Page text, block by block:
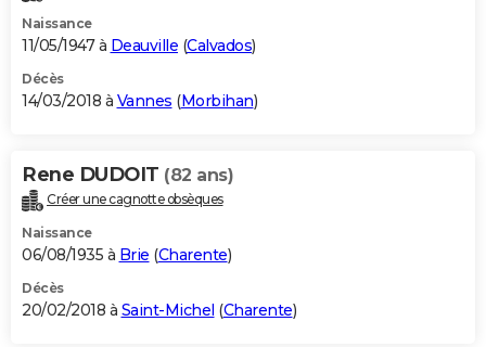
Naissance
11/05/1947 à Deauville (Calvados)
Décès
14/03/2018 à Vannes (Morbihan)
Rene DUDOIT (82 ans)
Créer une cagnotte obsèques
Naissance
06/08/1935 à Brie (Charente)
Décès
20/02/2018 à Saint-Michel (Charente)